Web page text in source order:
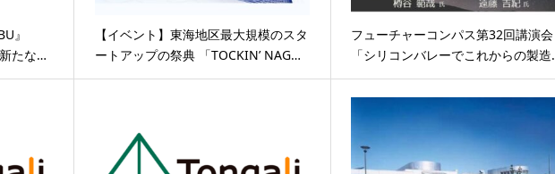
』
たな…
【イベント】東海地区最大規模のスタ
ートアップの祭典 「TOCKIN’ NAG…
フューチャーコンパス第32回講演会
「シリコンバレーでこれからの製